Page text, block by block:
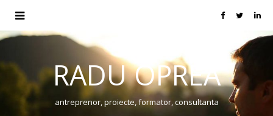
RADU OPREA
antreprenor, proiecte, formator, consultanta